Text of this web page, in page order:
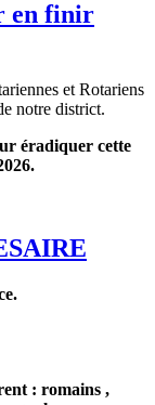
en finir
et Rotariens
notre district.
éradiquer cette
: romains ,